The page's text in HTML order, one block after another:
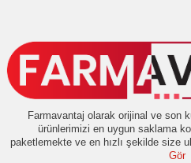
Farmavantaj olarak orijinal ve son
ürünlerimizi en uygun saklama
paketlemekte ve en hızlı şekilde size
Gör